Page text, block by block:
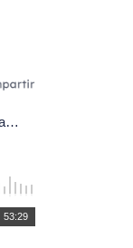
Noveno programa radial – Fraternidad para Sanar el Mundo.
53:29